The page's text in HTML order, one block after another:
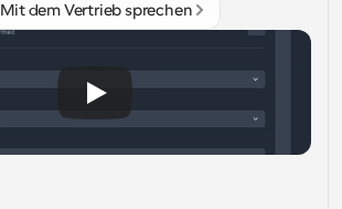
Mit dem Vertrieb sprechen